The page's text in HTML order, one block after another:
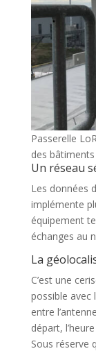
Passerelle
des
Un réseau
Les données
implémente
équipement
échanges au
La
C’est une
possible avec
entre
départ,
Sous réserve